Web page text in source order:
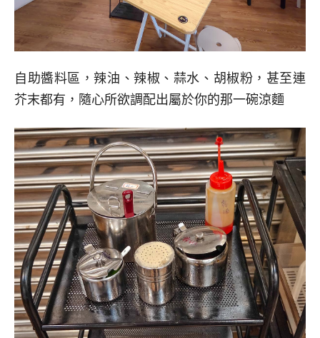
自助醬料區，辣油、辣椒、蒜水、胡椒粉，甚至連
芥末都有，隨心所欲調配出屬於你的那一碗涼麵